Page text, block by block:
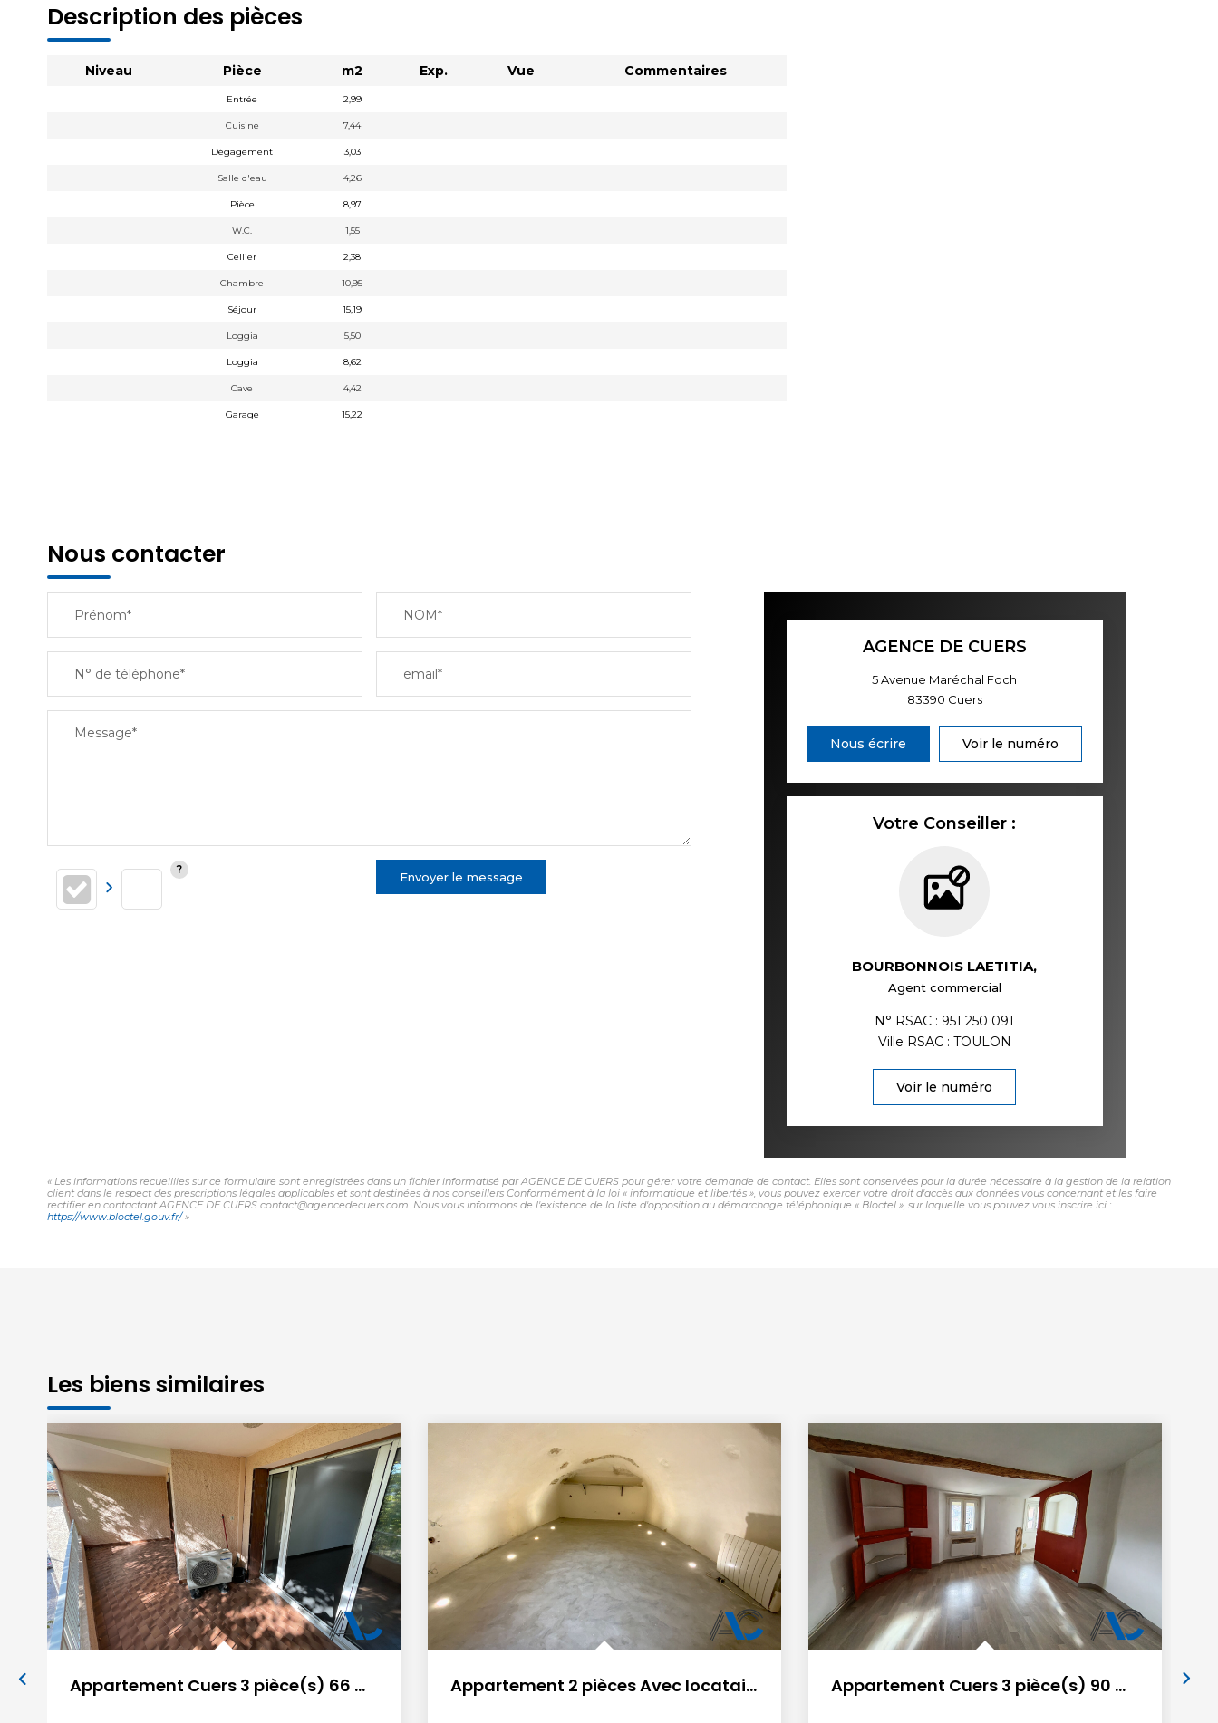
Description des pièces
Niveau Pièce m2 Exp. Vue Commentaires
Entrée 2,99
Cuisine 7,44
Dégagement 3,03
Salle d'eau 4,26
Pièce 8,97
W.C. 1,55
Cellier 2,38
Chambre 10,95
Séjour 15,19
Loggia 5,50
Loggia 8,62
Cave 4,42
Garage 15,22
Nous contacter
Prénom* NOM*
N° de téléphone* email*
Message*
Envoyer le message
AGENCE DE CUERS
5 Avenue Maréchal Foch
83390 Cuers
Nous écrire Voir le numéro
Votre Conseiller :
BOURBONNOIS LAETITIA,
Agent commercial
N° RSAC : 951 250 091
Ville RSAC : TOULON
Voir le numéro
« Les informations recueillies sur ce formulaire sont enregistrées dans un fichier informatisé par AGENCE DE CUERS pour gérer votre demande de contact. Elles sont conservées pour la durée nécessaire à la gestion de la relation
client dans le respect des prescriptions légales applicables et sont destinées à nos conseillers Conformément à la loi « informatique et libertés », vous pouvez exercer votre droit d'accès aux données vous concernant et les faire
rectifier en contactant AGENCE DE CUERS contact@agencedecuers.com. Nous vous informons de l'existence de la liste d'opposition au démarchage téléphonique « Bloctel », sur laquelle vous pouvez vous inscrire ici :
https://www.bloctel.gouv.fr/»
Les biens similaires
Appartement Cuers 3 pièce(s) 66 m2 Appartement 2 pièces Avec locataire. Appartement Cuers 3 pièce(s) 90 m2